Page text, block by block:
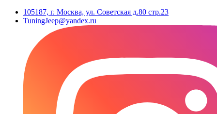
105187, г. Москва, ул. Советская д.80 стр.23
TuningJeep@yandex.ru